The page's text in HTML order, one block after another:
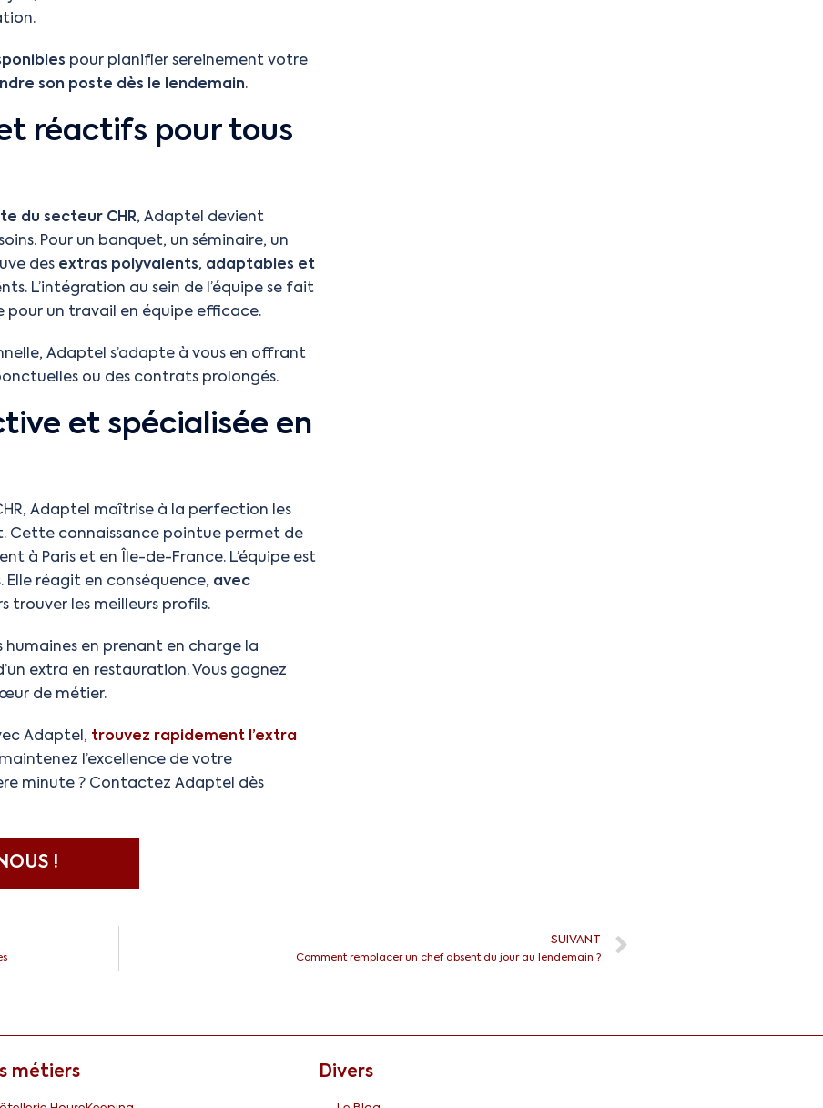
pour planifier sereinement votre
son poste dès le lendemain.
réactifs pour tous
du secteur CHR, Adaptel devient
Pour un banquet, un séminaire, un
des extras polyvalents, adaptables et
L’intégration au sein de l’équipe se fait
un travail en équipe efficace.
Adaptel s’adapte à vous en offrant
ou des contrats prolongés.
et spécialisée en
Adaptel maîtrise à la perfection les
Cette connaissance pointue permet de
à Paris et en Île-de-France. L’équipe est
réagit en conséquence, avec
trouver les meilleurs profils.
humaines en prenant en charge la
extra en restauration. Vous gagnez
de métier.
Adaptel, trouvez rapidement l’extra
l’excellence de votre
minute ? Contactez Adaptel dès
!
SUIVANT
Comment remplacer un chef absent du jour au lendemain ?
métiers Divers